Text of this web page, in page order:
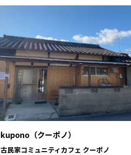
kupono（クーポノ）
古民家コミュニティカフェ クーポノ